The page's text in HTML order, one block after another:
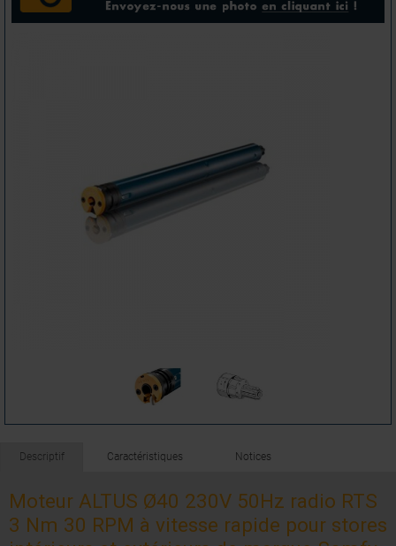
Descriptif Caractéristiques Notices
Moteur ALTUS Ø40 230V 50Hz radio RTS
3 Nm 30 RPM à vitesse rapide pour stores